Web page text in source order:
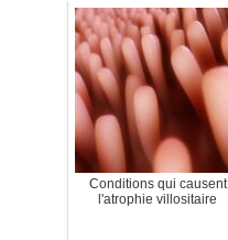
Conditions qui causent
l'atrophie villositaire